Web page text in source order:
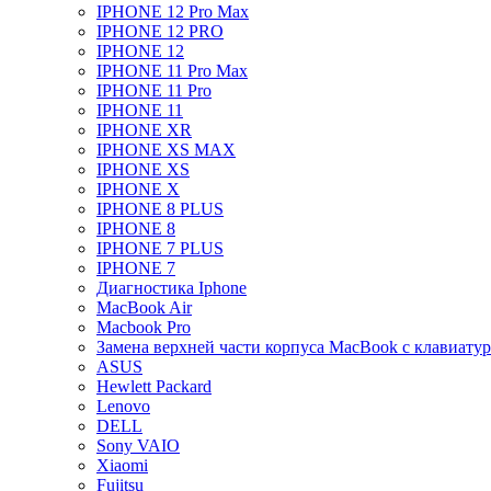
IPHONE 12 Pro Max
IPHONE 12 PRO
IPHONE 12
IPHONE 11 Pro Max
IPHONE 11 Pro
IPHONE 11
IPHONE XR
IPHONE XS MAX
IPHONE XS
IPHONE X
IPHONE 8 PLUS
IPHONE 8
IPHONE 7 PLUS
IPHONE 7
Диагностика Iphone
MacBook Air
Macbook Pro
Замена верхней части корпуса MacBook с
ASUS
Hewlett Packard
Lenovo
DELL
Sony VAIO
Xiaomi
Fujitsu